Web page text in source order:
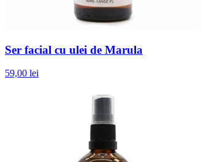
Ser facial cu ulei de Marula
59,00 lei